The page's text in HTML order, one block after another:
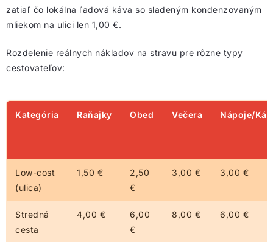
zatiaľ čo lokálna ľadová káva so sladeným kondenzovaným
mliekom na ulici len 1,00 €.
Rozdelenie reálnych nákladov na stravu pre rôzne typy
cestovateľov:
Kategória Raňajky Obed Večera Nápoje/
Low-cost
(ulica)
1,50 €
2,50
€
3,00 € 3,00 €
Stredná
cesta
4,00 €
6,00
€
8,00 € 6,00 €